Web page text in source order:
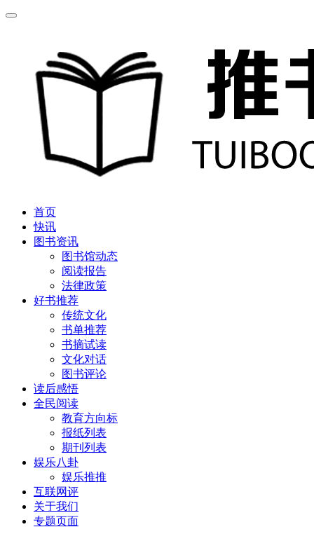
首页
快讯
图书资讯
图书馆动态
阅读报告
法律政策
好书推荐
传统文化
书单推荐
书摘试读
文化对话
图书评论
读后感悟
全民阅读
教育方向标
报纸列表
期刊列表
娱乐八卦
娱乐推推
互联网评
关于我们
专题页面